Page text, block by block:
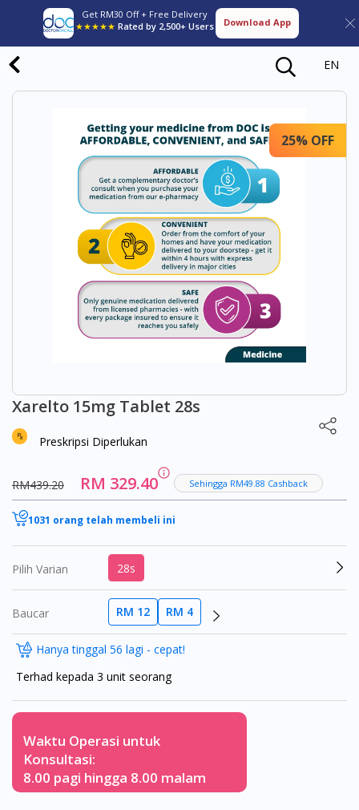
Get RM30 Off + Free Delivery
★★★★★ Rated by 2,500+ Users Download App
EN
25% OFF
Xarelto 15mg Tablet 28s
Preskripsi Diperlukan
RM439.20 RM 329.40 Sehingga RM49.88 Cashback
1031 orang telah membeli ini
Pilih Varian 28s
Baucar RM 12 RM 4
Hanya tinggal 56 lagi - cepat!
Terhad kepada 3 unit seorang
Waktu Operasi untuk
Konsultasi:
8.00 pagi hingga 8.00 malam